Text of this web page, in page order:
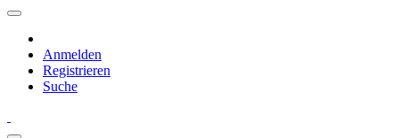
Anmelden
Registrieren
Suche